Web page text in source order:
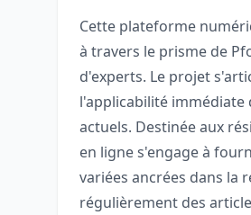
Cette plateforme
à travers le prisme de
d'experts. Le projet
l'applicabilité immédiate
actuels. Destinée aux
en ligne s'engage à
variées ancrées dans la
régulièrement des